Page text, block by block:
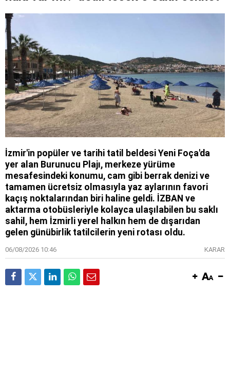
İzmir'in popüler ve tarihi tatil beldesi Yeni Foça'da
yer alan Burunucu Plajı, merkeze yürüme
mesafesindeki konumu, cam gibi berrak denizi ve
tamamen ücretsiz olmasıyla yaz aylarının favori
kaçış noktalarından biri haline geldi. İZBAN ve
aktarma otobüsleriyle kolayca ulaşılabilen bu saklı
sahil, hem İzmirli yerel halkın hem de dışarıdan
gelen günübirlik tatilcilerin yeni rotası oldu.
06/08/2026 10:46 KARAR